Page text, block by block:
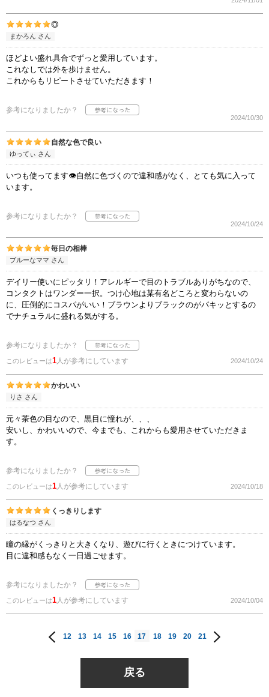
◎
まかろん さん
ほどよい盛れ具合でずっと愛用しています。
これなしでは外を歩けません。
これからもリピートさせていただきます！
参考になりましたか？
2024/10/30
自然な色で良い
ゆってぃ さん
いつも使ってます👁️自然に色づくので違和感がなく、とても気に入って
います。
参考になりましたか？
2024/10/24
毎日の相棒
ブルーなママ さん
デイリー使いにピッタリ！アレルギーで目のトラブルありがちなので、
コンタクトはワンダー一択。つけ心地は某有名どころと変わらないの
に、圧倒的にコスパがいい！ブラウンよりブラックのがパキッとするの
でナチュラルに盛れる気がする。
参考になりましたか？
このレビューは1人が参考にしています 2024/10/24
かわいい
りさ さん
元々茶色の目なので、黒目に憧れが、、、
安いし、かわいいので、今までも、これからも愛用させていただきま
す。
参考になりましたか？
このレビューは1人が参考にしています 2024/10/18
くっきりします
はるなつ さん
瞳の縁がくっきりと大きくなり、遊びに行くときにつけています。
目に違和感もなく一日過ごせます。
参考になりましたか？
このレビューは1人が参考にしています 2024/10/04
12 13 14 15 16 17 18 19 20 21
戻る